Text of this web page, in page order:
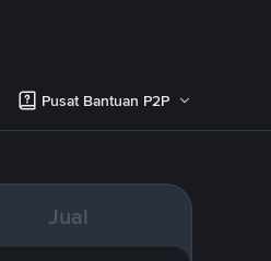
Pusat Bantuan P2P
Jual